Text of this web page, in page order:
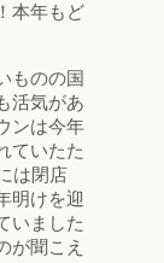
本年もど
ものの国
活気があ
ンは今年
ていたた
は閉店
明けを迎
いました
が聞こえ